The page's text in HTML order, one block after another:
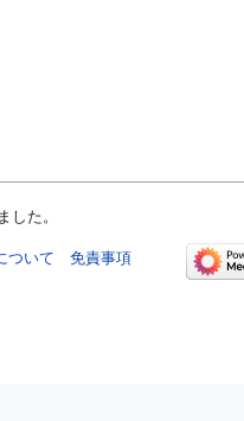
した。
ついて 免責事項